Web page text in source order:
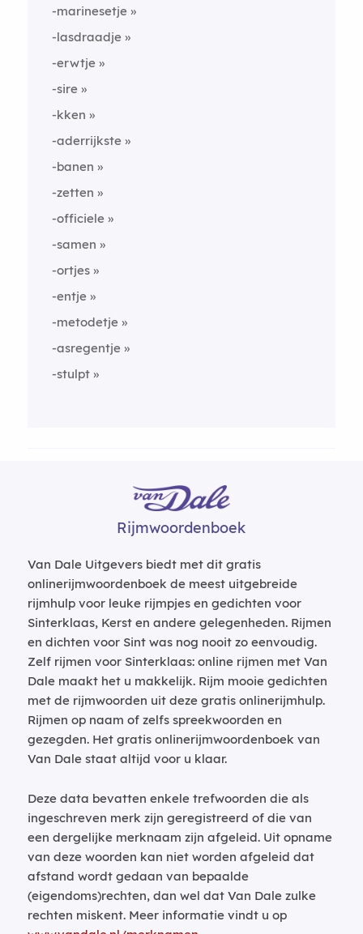
-marinesetje
-lasdraadje
-erwtje
-sire
-kken
-aderrijkste
-banen
-zetten
-officiele
-samen
-ortjes
-entje
-metodetje
-asregentje
-stulpt
Rijmwoordenboek
Van Dale Uitgevers biedt met dit gratis
onlinerijmwoordenboek de meest uitgebreide
rijmhulp voor leuke rijmpjes en gedichten voor
Sinterklaas, Kerst en andere gelegenheden. Rijmen
en dichten voor Sint was nog nooit zo eenvoudig.
Zelf rijmen voor Sinterklaas: online rijmen met Van
Dale maakt het u makkelijk. Rijm mooie gedichten
met de rijmwoorden uit deze gratis onlinerijmhulp.
Rijmen op naam of zelfs spreekwoorden en
gezegden. Het gratis onlinerijmwoordenboek van
Van Dale staat altijd voor u klaar.
Deze data bevatten enkele trefwoorden die als
ingeschreven merk zijn geregistreerd of die van
een dergelijke merknaam zijn afgeleid. Uit opname
van deze woorden kan niet worden afgeleid dat
afstand wordt gedaan van bepaalde
(eigendoms)rechten, dan wel dat Van Dale zulke
rechten miskent. Meer informatie vindt u op